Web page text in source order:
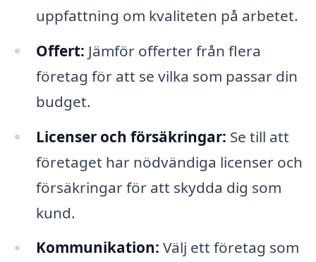
uppfattning om kvaliteten på arbetet.
Offert: Jämför offerter från flera
företag för att se vilka som passar din
budget.
Licenser och försäkringar: Se till att
företaget har nödvändiga licenser och
försäkringar för att skydda dig som
kund.
Kommunikation: Välj ett företag som